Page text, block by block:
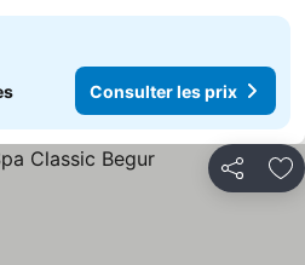
Consulter les prix
Partager